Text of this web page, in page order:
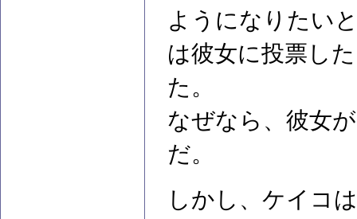
ようになりたい
は彼女に投票し
た。
なぜなら、彼女
だ。
しかし、ケイコ